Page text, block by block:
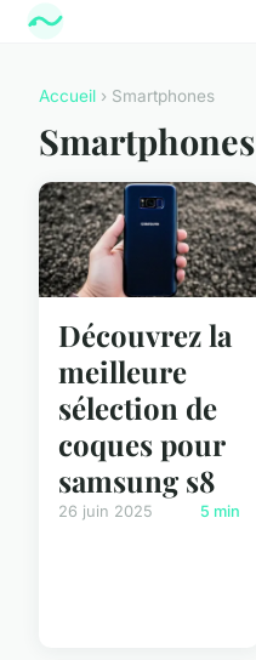
Accueil › Smartphones
Smartphones
Découvrez la
meilleure
sélection de
coques pour
samsung s8
26 juin 2025 5 min